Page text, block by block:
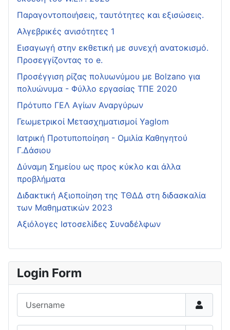
Παραγοντοποιήσεις, ταυτότητες και εξισώσεις.
Αλγεβρικές ανισότητες 1
Εισαγωγή στην εκθετική με συνεχή ανατοκισμό.
Προσεγγίζοντας το e.
Προσέγγιση ρίζας πολυωνύμου με Bolzano για
πολυώνυμα - Φύλλο εργασίας ΤΠΕ 2020
Πρότυπο ΓΕΛ Αγίων Αναργύρων
Γεωμετρικοί Μετασχηματισμοί Yaglom
Ιατρική Προτυποποίηση - Ομιλία Καθηγητού
Γ.Δάσιου
Δύναμη Σημείου ως προς κύκλο και άλλα
προβλήματα
Διδακτική Αξιοποίηση της ΤΘΔΔ στη διδασκαλία
των Μαθηματικών 2023
Αξιόλογες Ιστοσελίδες Συναδέλφων
Login Form